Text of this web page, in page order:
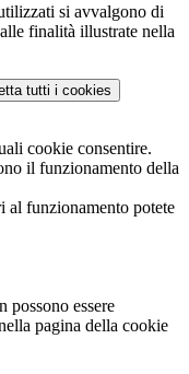
si avvalgono di
finalità illustrate nella
tutti i cookies
cookie consentire.
il funzionamento della
al funzionamento potete
possono essere
pagina della cookie